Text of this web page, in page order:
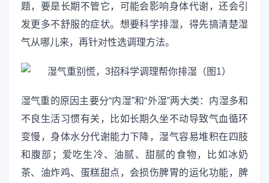
题，要是长期不管它，可能会影响身体代谢，还会引
发更多不舒服的症状。想要科学排湿，得先搞清楚湿
气从哪儿来，再针对性选调理方法。
湿气重的原因主要分“内湿”和“外湿”两大类：内湿多和
不良生活习惯有关，比如长期久坐不动导致气血循环
变慢，身体水分代谢能力下降，湿气容易堆积在四肢
和腹部；爱吃生冷、油腻、甜腻的食物，比如冰奶
茶、油炸鸡、蛋糕甜点，会损伤脾胃的运化功能，脾